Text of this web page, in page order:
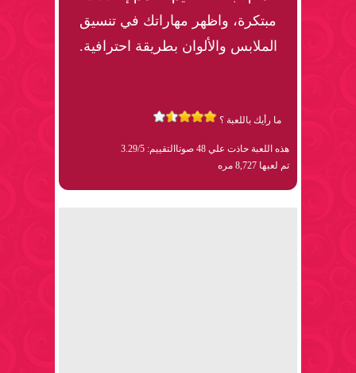
مبتكرة، واظهر مهاراتك في تنسيق
الملابس والألوان بطريقة احترافية.
ما رأيك باللعبة ؟
هذه اللعبة حاذت علي 48 صوتا
التقييم: 3.29/5
تم لعبها 8,727 مره